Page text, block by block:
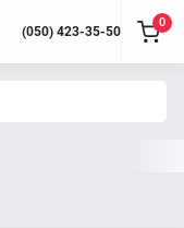
(050) 423-35-50
0